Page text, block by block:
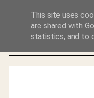
ΕΓΚΛΗΜΑ ?
This site uses
are shared with
statistics, and to